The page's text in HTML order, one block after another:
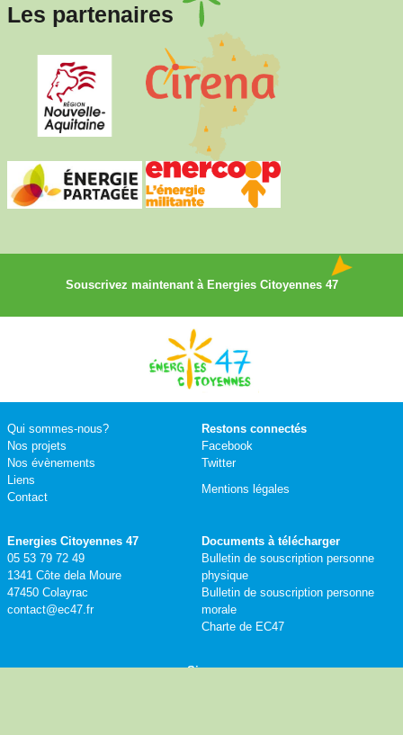
Les partenaires
Souscrivez maintenant à Energies Citoyennes 47
Qui sommes-nous?
Nos projets
Nos évènements
Liens
Contact
Restons connectés
Facebook
Twitter
Mentions légales
Energies Citoyennes 47
05 53 79 72 49
1341 Côte dela Moure
47450 Colayrac
contact@ec47.fr
Documents à télécharger
Bulletin de souscription personne
physique
Bulletin de souscription personne
morale
Charte de EC47
Siren